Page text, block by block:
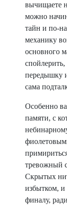
вычищаете
можно
тайн и по-
механику
основного
передышку
сама
Особенно
памяти, с
тревожный
Скрытых
избытком, и
финалу,